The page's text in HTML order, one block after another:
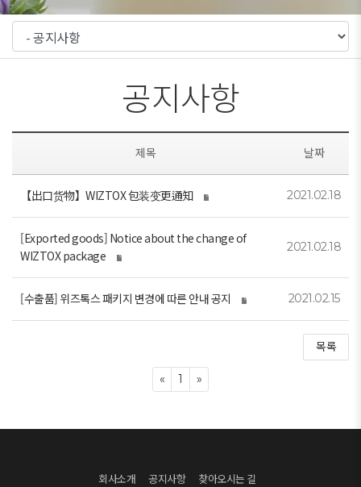
공지사항
제목 날짜
【出口货物】WIZTOX 包装变更通知 2021.02.18
[Exported goods] Notice about the change of
WIZTOX package
2021.02.18
[수출품] 위즈톡스 패키지 변경에 따른 안내 공지 2021.02.15
목록
«Previous
1 »Next
회사소개 공지사항 찾아오시는 길